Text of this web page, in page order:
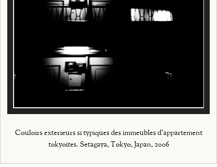
Couloirs exterieurs si typiques des immeubles d'appartement
tokyoites. Setagaya, Tokyo, Japan, 2006